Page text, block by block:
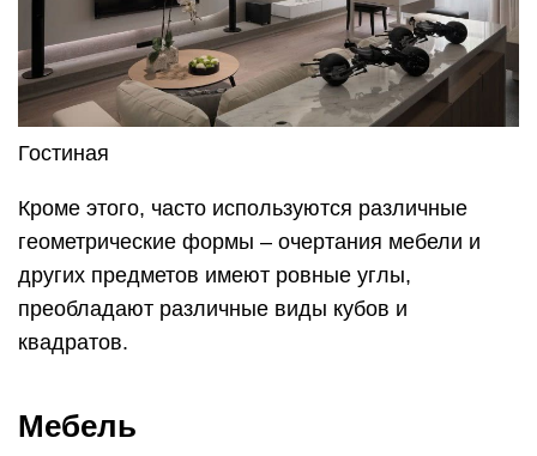
Гостиная
Кроме этого, часто используются различные
геометрические формы – очертания мебели и
других предметов имеют ровные углы,
преобладают различные виды кубов и
квадратов.
Мебель